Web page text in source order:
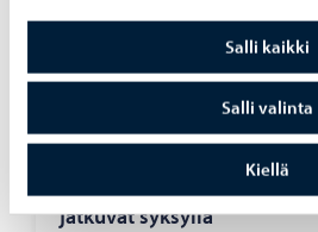
Salli kaikki
Salli valinta
Kiellä
Kaupunki tiedottaa-05.05.2026
Tai­de­teh­taan suo­si­tut
jat­ku­vat syk­syl­lä